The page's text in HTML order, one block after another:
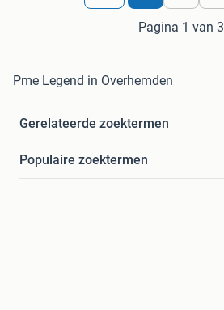
Pagina 1 van 3
Pme Legend in Overhemden
Gerelateerde zoektermen
Populaire zoektermen